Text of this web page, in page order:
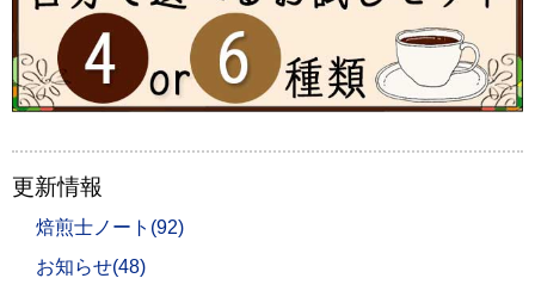
更新情報
焙煎士ノート(92)
お知らせ(48)